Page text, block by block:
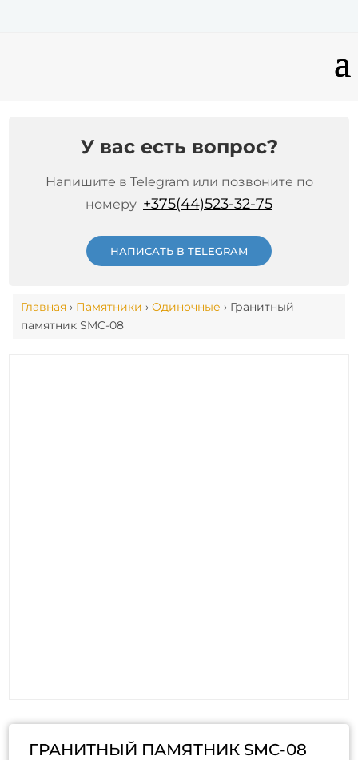
У вас есть вопрос?
Напишите в Telegram или позвоните по
номеру +375(44)523-32-75
НАПИСАТЬ В TELEGRAM
Главная › Памятники ›Одиночные › Гранитный
памятник SMC-08
ГРАНИТНЫЙ ПАМЯТНИК SMC-08